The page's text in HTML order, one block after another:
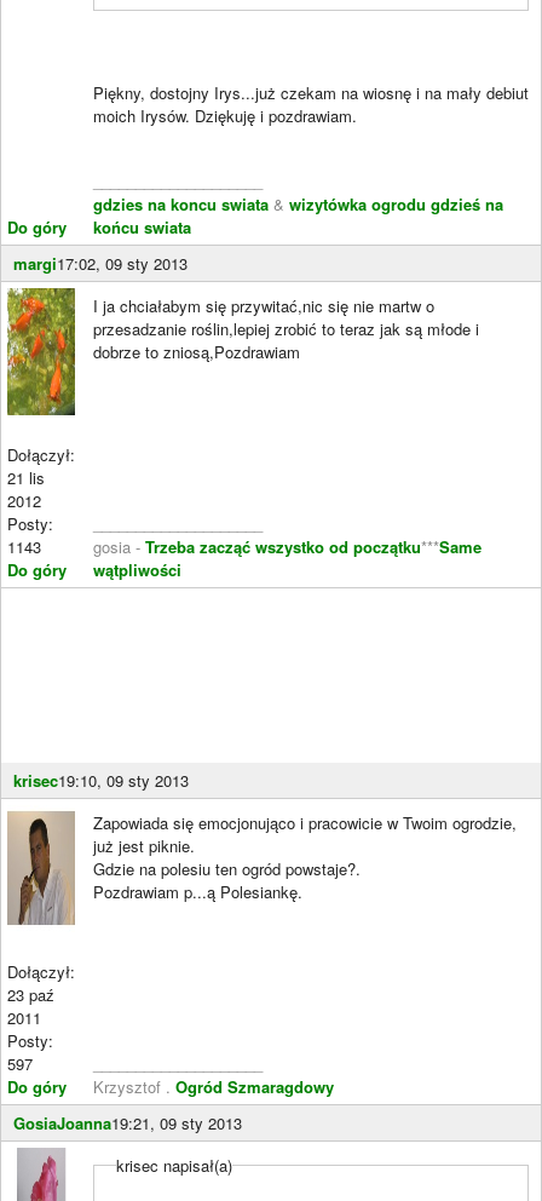
Do góry
Piękny, dostojny Irys...już czekam na wiosnę i na mały debiut
moich Irysów. Dziękuję i pozdrawiam.
gdzies na koncu swiata & wizytówka ogrodu gdzieś na
końcu swiata
margi17:02, 09 sty 2013
Dołączył:
21 lis
2012
Posty:
1143
Do góry
I ja chciałabym się przywitać,nic się nie martw o
przesadzanie roślin,lepiej zrobić to teraz jak są młode i
dobrze to zniosą,Pozdrawiam
gosia - Trzeba zacząć wszystko od początku***Same
wątpliwości
krisec19:10, 09 sty 2013
Dołączył:
23 paź
2011
Posty:
597
Do góry
Zapowiada się emocjonująco i pracowicie w Twoim ogrodzie,
już jest piknie.
Gdzie na polesiu ten ogród powstaje?.
Pozdrawiam p...ą Polesiankę.
Krzysztof . Ogród Szmaragdowy
GosiaJoanna19:21, 09 sty 2013
krisec napisał(a)